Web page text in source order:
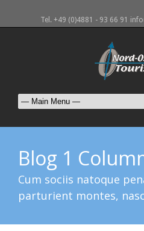
Tel. +49 (0)4881 - 93 66 91
Blog 1
Cum sociis natoque
parturient montes,